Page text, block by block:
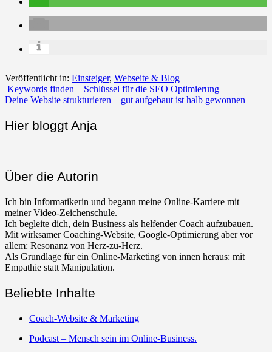
Veröffentlicht in: Einsteiger, Webseite & Blog
Beitrags-
Keywords finden – Schlüssel für die SEO Optimierung
Deine Website strukturieren – gut aufgebaut ist halb gewonnen
Hier bloggt Anja
Über die Autorin
Ich bin Informatikerin und begann meine Online-Karriere mit
meiner Video-Zeichenschule.
Ich begleite dich, dein Business als helfender Coach aufzubauen.
Mit wirksamer Coaching-Website, Google-Optimierung aber vor
allem: Resonanz von Herz-zu-Herz.
Als Grundlage für ein Online-Marketing von innen heraus: mit
Empathie statt Manipulation.
Beliebte Inhalte
Coach-Website & Marketing
Podcast – Mensch sein im Online-Business.